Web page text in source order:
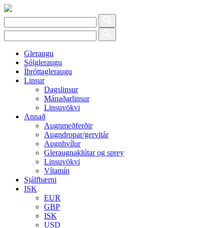
Gleraugu
Sólgleraugu
Íþróttagleraugu
Linsur
Dagslinsur
Mánaðarlinsur
Linsuvökvi
Annað
Augnmeðferðir
Augndropar/gervitár
Augnhvílur
Gleraugnaklútar og sprey
Linsuvökvi
Vítamín
Sjálfbærni
ISK
EUR
GBP
ISK
USD